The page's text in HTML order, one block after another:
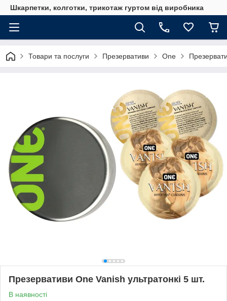
Шкарпетки, колготки, трикотаж гуртом від виробника
Товари та послуги Презервативи One
Презервативи One Vanish ультратонкі 5 шт.
В наявності